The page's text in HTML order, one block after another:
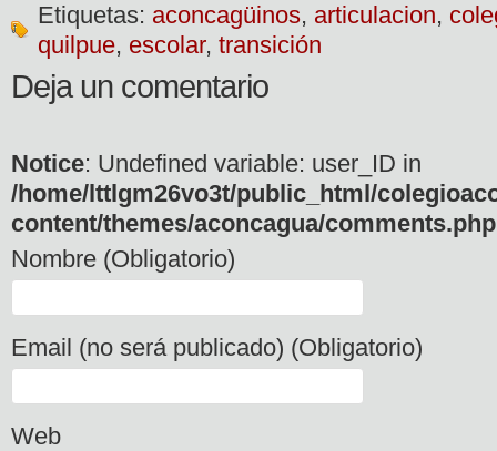
Etiquetas: aconcagüinos, articulacion,
quilpue, escolar, transición
Deja un comentario
Notice: Undefined variable: user_ID in
/home/lttlgm26vo3t/public_html/
content/themes/aconcagua/comments.php
Nombre (Obligatorio)
Email (no será publicado) (Obligatorio)
Web